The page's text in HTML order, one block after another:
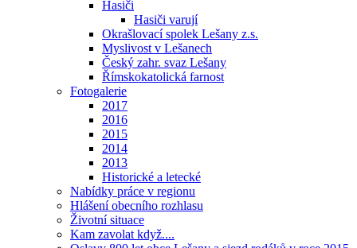
Hasiči
Hasiči varují
Okrašlovací spolek Lešany z.s.
Myslivost v Lešanech
Český zahr. svaz Lešany
Římskokatolická farnost
Fotogalerie
2017
2016
2015
2014
2013
Historické a letecké
Nabídky práce v regionu
Hlášení obecního rozhlasu
Životní situace
Kam zavolat když....